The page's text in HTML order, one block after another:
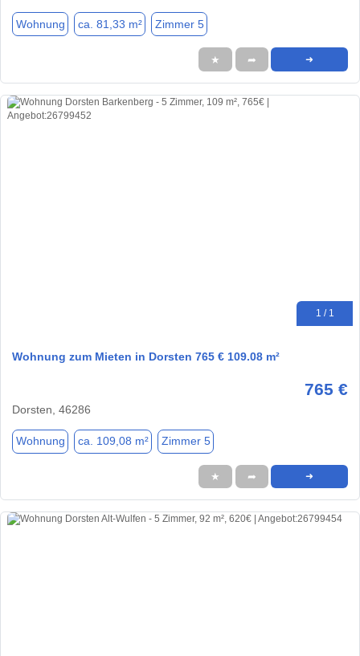
Wohnung ca. 81,33 m² Zimmer 5
★ ➦ ➜
1 / 1
Wohnung zum Mieten in Dorsten 765 € 109.08 m²
765 €
Dorsten, 46286
Wohnung ca. 109,08 m² Zimmer 5
★ ➦ ➜